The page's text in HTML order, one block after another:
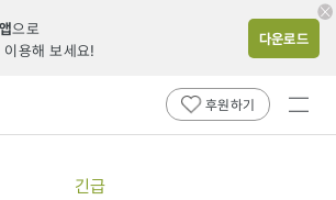
으로
이용해 보세요!
다운로드
후원하기
전체
긴급